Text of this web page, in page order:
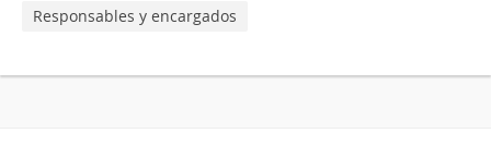
Responsables y encargados